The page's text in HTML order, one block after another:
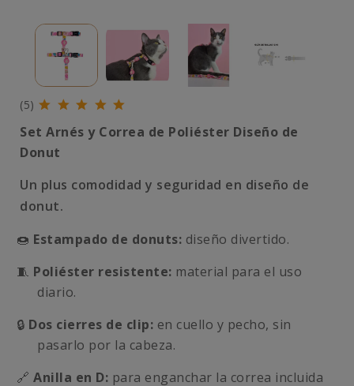
(5)
Set Arnés y Correa de Poliéster Diseño de
Donut
Un plus comodidad y seguridad en diseño de
donut.
🍩 Estampado de donuts: diseño divertido.
🧵 Poliéster resistente: material para el uso
diario.
🔒 Dos cierres de clip: en cuello y pecho, sin
pasarlo por la cabeza.
🔗 Anilla en D: para enganchar la correa incluida